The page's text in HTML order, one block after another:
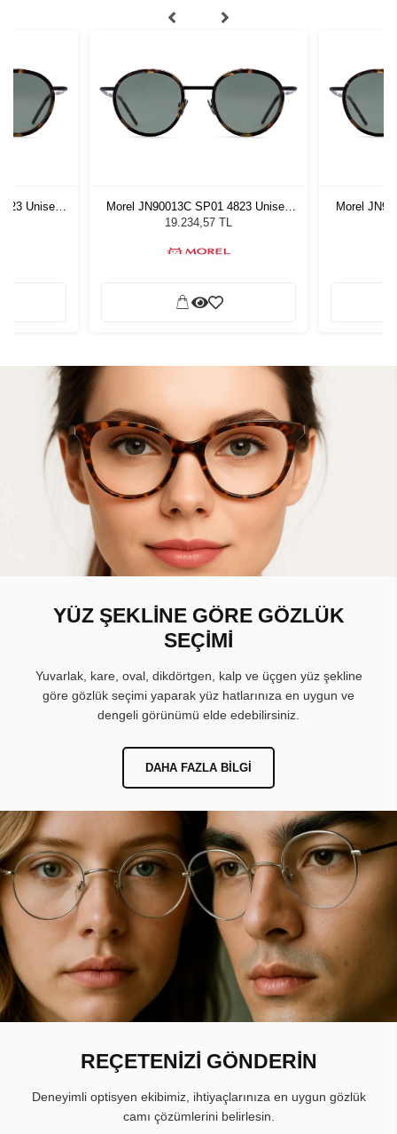
Unisex
Morel JN90013C SP01 4823 Unisex
Güneş Gözlüğü
19.234,57 TL
Morel
YÜZ ŞEKLİNE GÖRE GÖZLÜK
SEÇİMİ
Yuvarlak, kare, oval, dikdörtgen, kalp ve üçgen yüz şekline
göre gözlük seçimi yaparak yüz hatlarınıza en uygun ve
dengeli görünümü elde edebilirsiniz.
DAHA FAZLA BILGI
REÇETENİZİ GÖNDERİN
Deneyimli optisyen ekibimiz, ihtiyaçlarınıza en uygun gözlük
camı çözümlerini belirlesin.